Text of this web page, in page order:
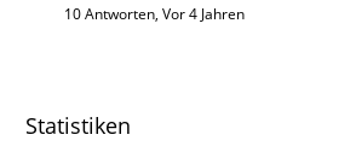
10 Antworten, Vor 4 Jahren
Statistiken